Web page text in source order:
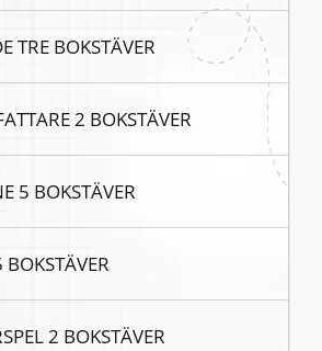
TRE BOKSTÄVER
2 BOKSTÄVER
5 BOKSTÄVER
2 BOKSTÄVER